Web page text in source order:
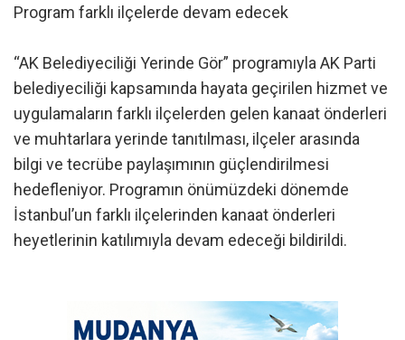
Program farklı ilçelerde devam edecek
“AK Belediyeciliği Yerinde Gör” programıyla AK Parti
belediyeciliği kapsamında hayata geçirilen hizmet ve
uygulamaların farklı ilçelerden gelen kanaat önderleri
ve muhtarlara yerinde tanıtılması, ilçeler arasında
bilgi ve tecrübe paylaşımının güçlendirilmesi
hedefleniyor. Programın önümüzdeki dönemde
İstanbul’un farklı ilçelerinden kanaat önderleri
heyetlerinin katılımıyla devam edeceği bildirildi.